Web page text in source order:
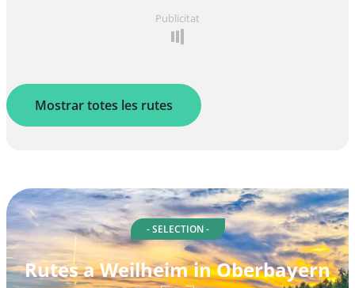
Publicitat
Mostrar totes les rutes
- SELECTION -
Rutes a Weilheim in Oberbayern